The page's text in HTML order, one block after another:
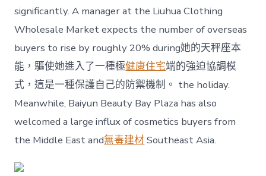
significantly. A manager at the Liuhua Clothing
Wholesale Market expects the number of overseas
buyers to rise by roughly 20% during她的天秤座本
能，驅使她進入了一種極健康住宅端的強迫協調模
式，這是一種保護自己的防禦機制。 the holiday.
Meanwhile, Baiyun Beauty Bay Plaza has also
welcomed a large influx of cosmetics buyers from
the Middle East and無毒建材 Southeast Asia.